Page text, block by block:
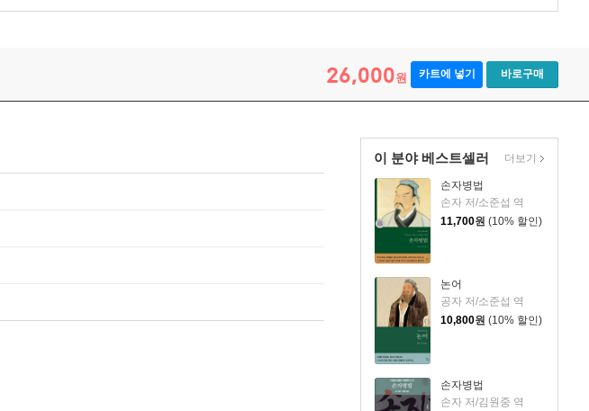
26,000원 카트에 넣기 바로구매
이 분야 베스트셀러
손자병법
손자 저/소준섭 역
11,700원 (10% 할인)
논어
공자 저/소준섭 역
10,800원 (10% 할인)
손자병법
손자 저/김원중 역
더보기